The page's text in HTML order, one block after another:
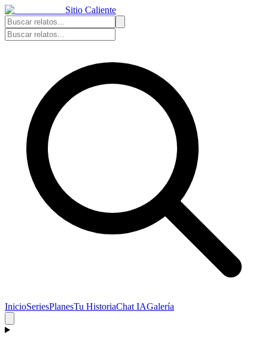
Sitio Caliente
InicioSeriesPlanesTu HistoriaChat IAGalería